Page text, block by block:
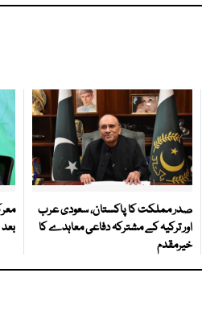
صدر مملکت کا پاکستان، سعودی عرب
اور ترکیہ کے مشترکہ دفاعی معاہدے کا
خیرمقدم